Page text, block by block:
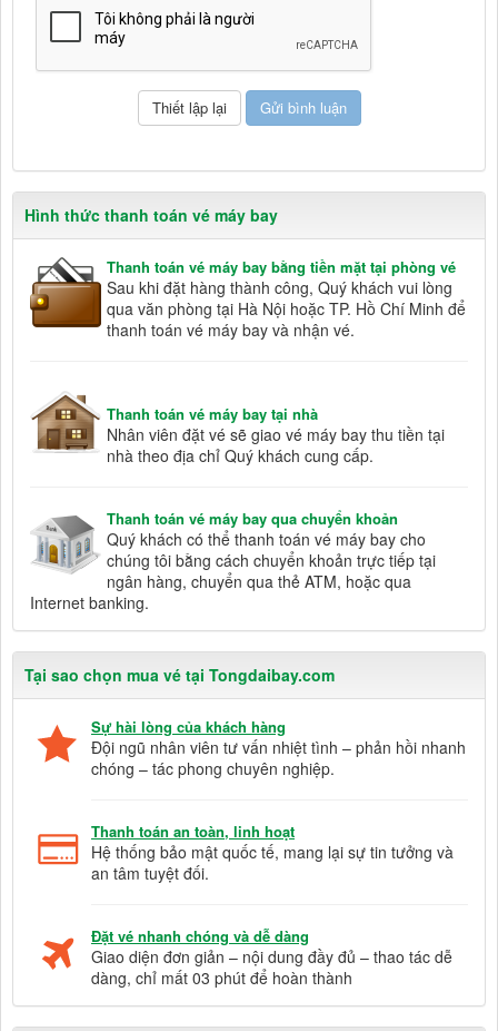
Hình thức thanh toán vé máy bay
Thanh toán vé máy bay bằng tiền mặt tại phòng vé
Sau khi đặt hàng thành công, Quý khách vui lòng
qua văn phòng tại Hà Nội hoặc TP. Hồ Chí Minh để
thanh toán vé máy bay và nhận vé.
Thanh toán vé máy bay tại nhà
Nhân viên đặt vé sẽ giao vé máy bay thu tiền tại
nhà theo địa chỉ Quý khách cung cấp.
Thanh toán vé máy bay qua chuyển khoản
Quý khách có thể thanh toán vé máy bay cho
chúng tôi bằng cách chuyển khoản trực tiếp tại
ngân hàng, chuyển qua thẻ ATM, hoặc qua
Internet banking.
Tại sao chọn mua vé tại Tongdaibay.com
Sự hài lòng của khách hàng
Đội ngũ nhân viên tư vấn nhiệt tình – phản hồi nhanh
chóng – tác phong chuyên nghiệp.
Thanh toán an toàn, linh hoạt
Hệ thống bảo mật quốc tế, mang lại sự tin tưởng và
an tâm tuyệt đối.
Đặt vé nhanh chóng và dễ dàng
Giao diện đơn giản – nội dung đầy đủ – thao tác dễ
dàng, chỉ mất 03 phút để hoàn thành